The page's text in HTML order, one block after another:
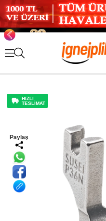
HIZLI
TESLİMAT
Paylaş